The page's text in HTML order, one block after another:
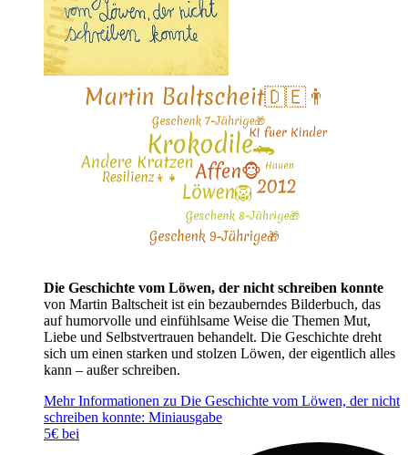
Die Geschichte vom Löwen, der nicht schreiben konnte
von Martin Baltscheit ist ein bezauberndes Bilderbuch, das
auf humorvolle und einfühlsame Weise die Themen Mut,
Liebe und Selbstvertrauen behandelt. Die Geschichte dreht
sich um einen starken und stolzen Löwen, der eigentlich alles
kann – außer schreiben.
Mehr Informationen zu Die Geschichte vom Löwen, der nicht
schreiben konnte: Miniausgabe
5€ bei